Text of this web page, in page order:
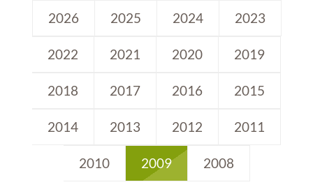
AUSLAND
SHOP
2026 2025 2024 2023
2022 2021 2020 2019
2018 2017 2016 2015
2014 2013 2012 2011
2010 2009 2008